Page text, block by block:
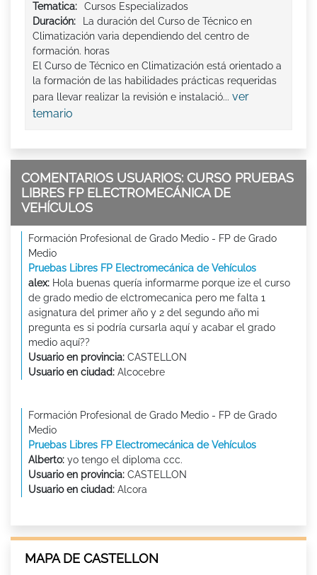
Tematica:
Cursos Especializados
Duración:
La duración del Curso de Técnico en
Climatización varia dependiendo del centro de
formación. horas
El Curso de Técnico en Climatización está orientado a
la formación de las habilidades prácticas requeridas
para llevar realizar la revisión e instalació... ver
temario
COMENTARIOS USUARIOS: CURSO PRUEBAS
LIBRES FP ELECTROMECÁNICA DE
VEHÍCULOS
Formación Profesional de Grado Medio - FP de Grado
Medio
Pruebas Libres FP Electromecánica de Vehículos
alex: Hola buenas quería informarme porque ize el curso
de grado medio de elctromecanica pero me falta 1
asignatura del primer año y 2 del segundo año mi
pregunta es si podría cursarla aquí y acabar el grado
medio aquí??
Usuario en provincia: CASTELLON
Usuario en ciudad: Alcocebre
Formación Profesional de Grado Medio - FP de Grado
Medio
Pruebas Libres FP Electromecánica de Vehículos
Alberto: yo tengo el diploma ccc.
Usuario en provincia: CASTELLON
Usuario en ciudad: Alcora
MAPA DE CASTELLON